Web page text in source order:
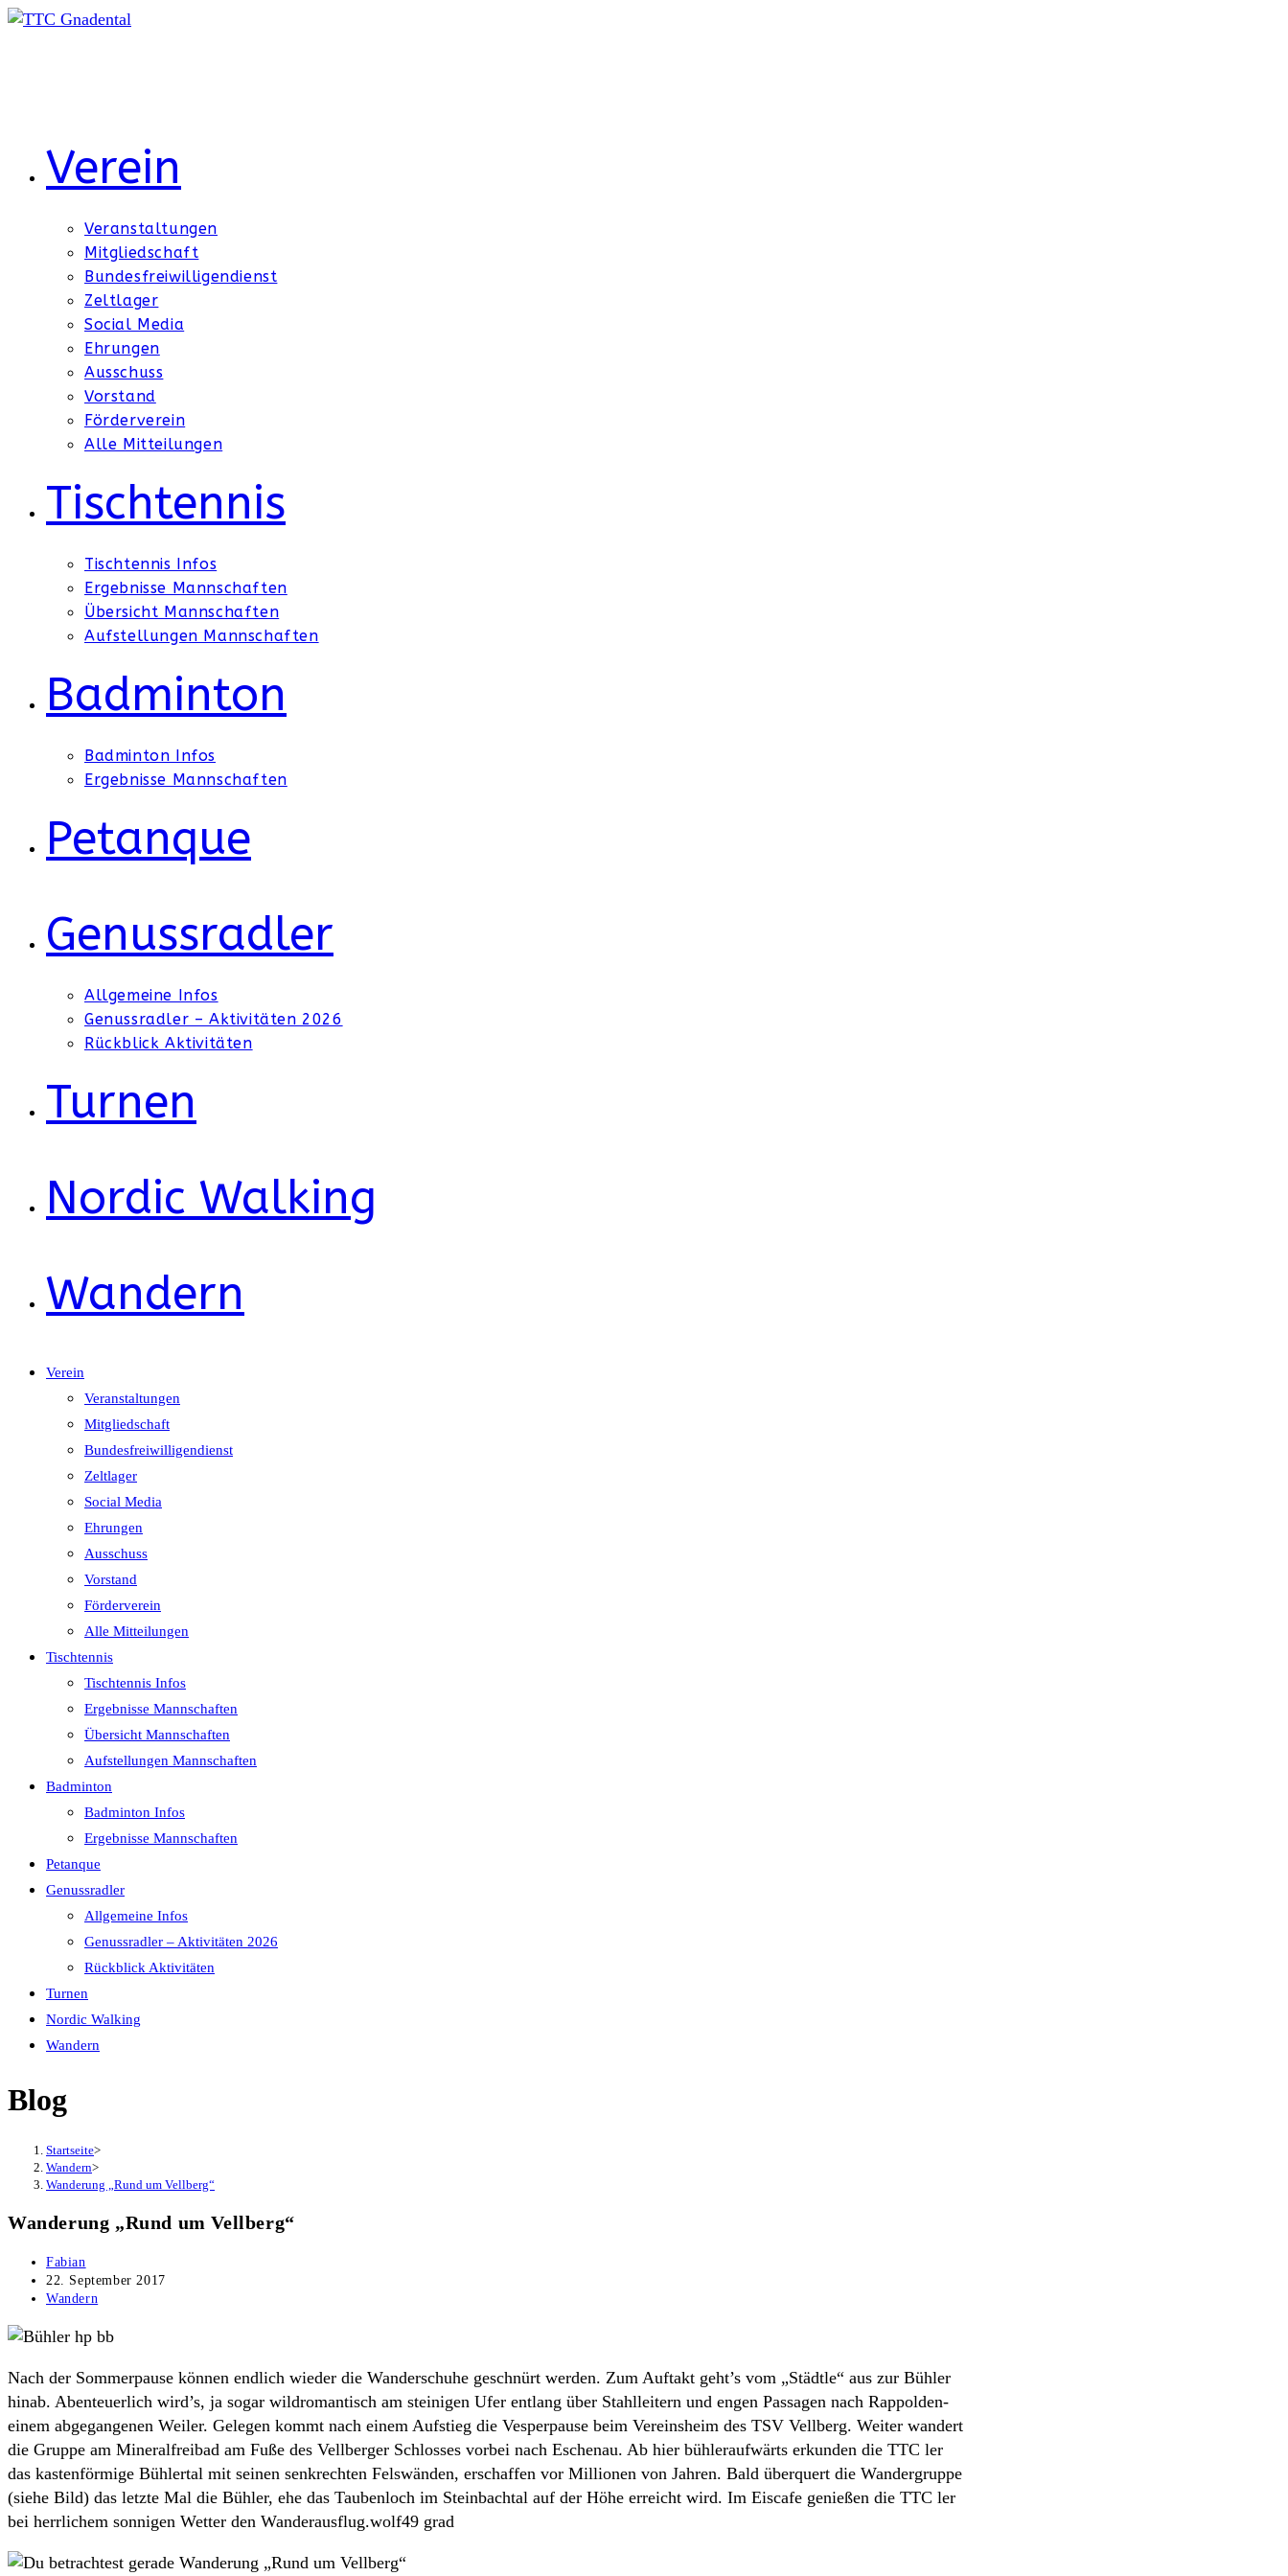
Zum
Verein
Veranstaltungen
Mitgliedschaft
Bundesfreiwilligendienst
Zeltlager
Social Media
Ehrungen
Ausschuss
Vorstand
Förderverein
Alle Mitteilungen
Tischtennis
Tischtennis Infos
Ergebnisse Mannschaften
Übersicht Mannschaften
Aufstellungen Mannschaften
Badminton
Badminton Infos
Ergebnisse Mannschaften
Petanque
Genussradler
Allgemeine Infos
Genussradler – Aktivitäten 2026
Rückblick Aktivitäten
Turnen
Nordic Walking
Wandern
Verein
Veranstaltungen
Mitgliedschaft
Bundesfreiwilligendienst
Zeltlager
Social Media
Ehrungen
Ausschuss
Vorstand
Förderverein
Alle Mitteilungen
Tischtennis
Tischtennis Infos
Ergebnisse Mannschaften
Übersicht Mannschaften
Aufstellungen Mannschaften
Badminton
Badminton Infos
Ergebnisse Mannschaften
Petanque
Genussradler
Allgemeine Infos
Genussradler – Aktivitäten 2026
Rückblick Aktivitäten
Turnen
Nordic Walking
Wandern
Blog
Startseite>
Wandern>
Wanderung „Rund um Vellberg“
Wanderung „Rund um Vellberg“
Beitrags-
Autor:
Fabian
Beitrag
veröffentlicht:
22. September 2017
Beitrags-
Wandern
Nach der Sommerpause können endlich wieder die Wanderschuhe geschnürt werden. Zum Auftakt geht’s vom „Städtle“ aus zur Bühler
hinab. Abenteuerlich wird’s, ja sogar wildromantisch am steinigen Ufer entlang über Stahlleitern und engen Passagen nach Rappolden-
einem abgegangenen Weiler. Gelegen kommt nach einem Aufstieg die Vesperpause beim Vereinsheim des TSV Vellberg. Weiter wandert
die Gruppe am Mineralfreibad am Fuße des Vellberger Schlosses vorbei nach Eschenau. Ab hier bühleraufwärts erkunden die TTC ler
das kastenförmige Bühlertal mit seinen senkrechten Felswänden, erschaffen vor Millionen von Jahren. Bald überquert die Wandergruppe
(siehe Bild) das letzte Mal die Bühler, ehe das Taubenloch im Steinbachtal auf der Höhe erreicht wird. Im Eiscafe genießen die TTC ler
bei herrlichem sonnigen Wetter den Wanderausflug.wolf49 grad